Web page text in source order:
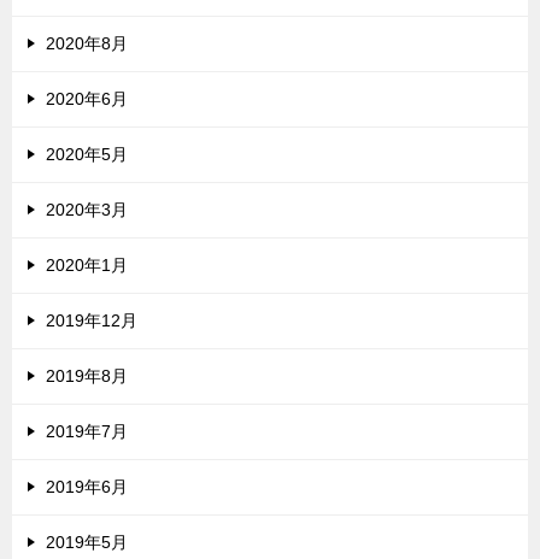
2020年8月
2020年6月
2020年5月
2020年3月
2020年1月
2019年12月
2019年8月
2019年7月
2019年6月
2019年5月